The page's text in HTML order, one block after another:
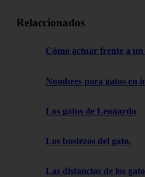
Relaccionados
Cómo actuar frente a
Nombres para gatos en
Los gatos de Leonardo
Los bostezos del gato.
Las distancias de los